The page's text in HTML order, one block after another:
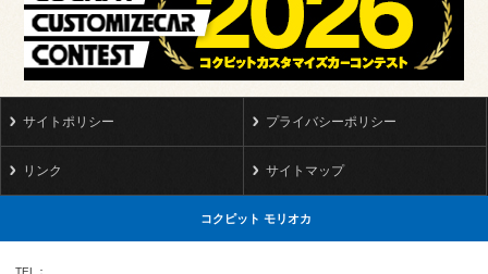
サイトポリシー プライバシーポリシー
リンク サイトマップ
コクピット モリオカ
TEL